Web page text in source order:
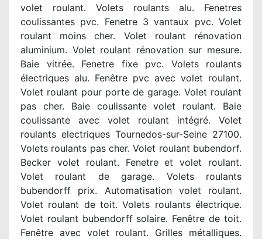
volet roulant. Volets roulants alu. Fenetres
coulissantes pvc. Fenetre 3 vantaux pvc. Volet
roulant moins cher. Volet roulant rénovation
aluminium. Volet roulant rénovation sur mesure.
Baie vitrée. Fenetre fixe pvc. Volets roulants
électriques alu. Fenêtre pvc avec volet roulant.
Volet roulant pour porte de garage. Volet roulant
pas cher. Baie coulissante volet roulant. Baie
coulissante avec volet roulant intégré. Volet
roulants electriques Tournedos-sur-Seine 27100.
Volets roulants pas cher. Volet roulant bubendorf.
Becker volet roulant. Fenetre et volet roulant.
Volet roulant de garage. Volets roulants
bubendorff prix. Automatisation volet roulant.
Volet roulant de toit. Volets roulants électrique.
Volet roulant bubendorff solaire. Fenêtre de toit.
Fenêtre avec volet roulant. Grilles métalliques.